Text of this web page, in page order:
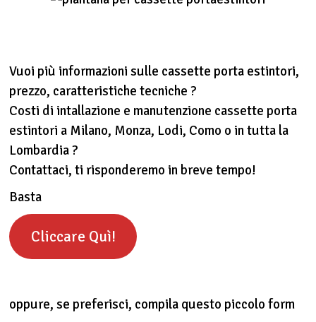
Vuoi più informazioni sulle cassette porta estintori,
prezzo, caratteristiche tecniche ?
Costi di intallazione e manutenzione cassette porta
estintori a Milano, Monza, Lodi, Como o in tutta la
Lombardia ?
Contattaci, ti risponderemo in breve tempo!
Basta
Cliccare Quì!
oppure, se preferisci, compila questo piccolo form